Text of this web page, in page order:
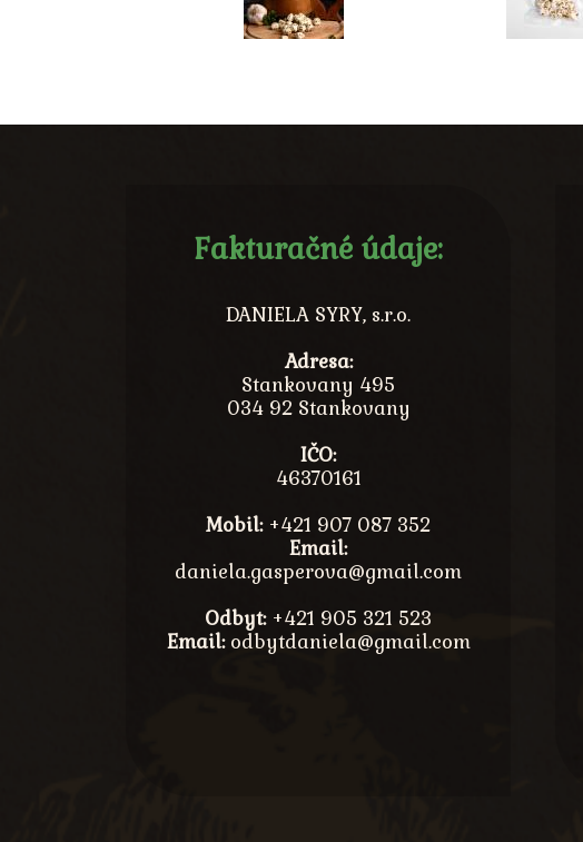
Fakturačné údaje:
DANIELA SYRY, s.r.o.
Adresa:
Stankovany 495
034 92 Stankovany
IČO:
46370161
Mobil:+421 907 087 352
Email:
daniela.gasperova@gmail.com
Odbyt:+421 905 321 523
Email:odbytdaniela@gmail.com